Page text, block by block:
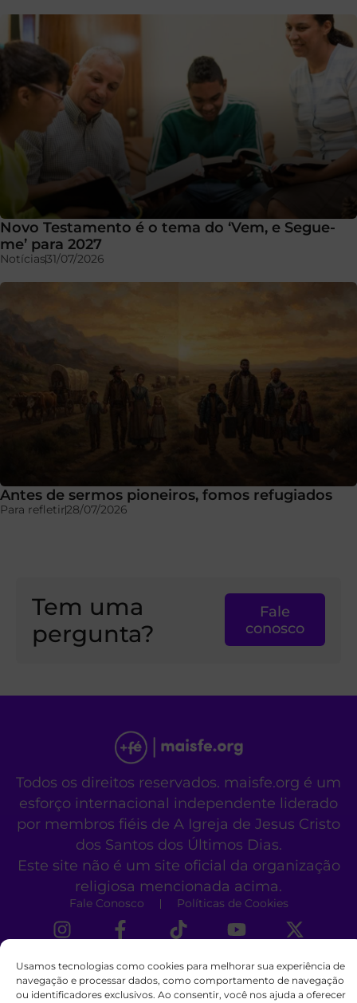
Usamos tecnologias como cookies para melhorar sua experiência de
navegação e processar dados, como comportamento de navegação
ou identificadores exclusivos. Ao consentir, você nos ajuda a oferecer
Novo Testamento é o tema do ‘Vem, e Segue-
me’ para 2027
Notícias31/07/2026
Antes de sermos pioneiros, fomos refugiados
Para refletir28/07/2026
Tem uma
pergunta?
Fale
conosco
Todos os direitos reservados. maisfe.org é um
esforço internacional independente liderado
por membros fiéis de A Igreja de Jesus Cristo
dos Santos dos Últimos Dias.
Este site não é um site oficial da organização
religiosa mencionada acima.
Fale Conosco Políticas de Cookies